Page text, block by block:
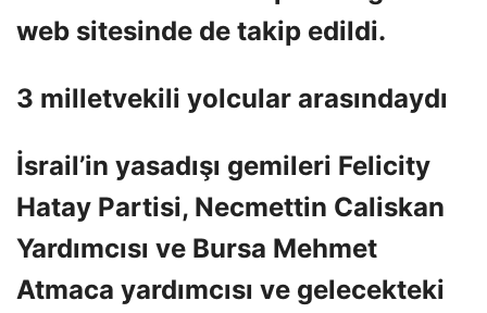
web sitesinde de takip edildi.
3 milletvekili yolcular arasındaydı
İsrail’in yasadışı gemileri Felicity
Hatay Partisi, Necmettin Caliskan
Yardımcısı ve Bursa Mehmet
Atmaca yardımcısı ve gelecekteki